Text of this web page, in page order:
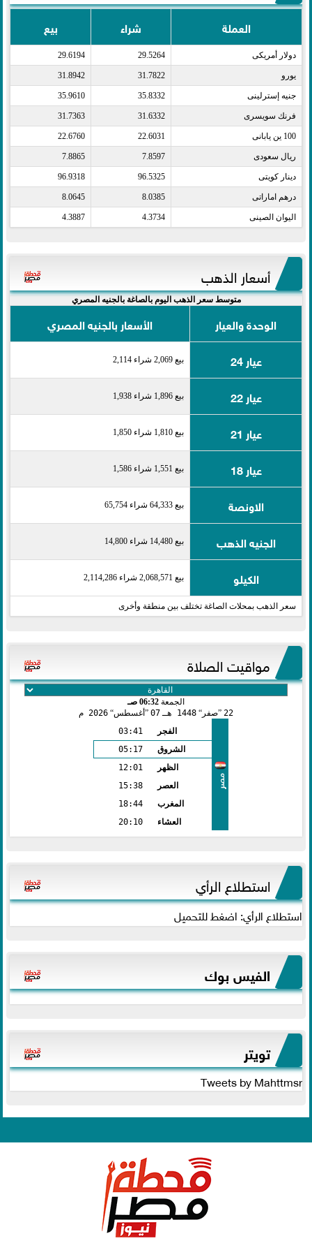
العملة شراء بيع
دولار أمريكى​ 29.5264
29.6194
يورو​ 31.7822
31.8942
جنيه إسترلينى​ 35.8332
35.9610
فرنك سويسرى​ 31.6332
31.7363
100 ين يابانى​ 22.6031
22.6760
ريال سعودى​ 7.8597
7.8865
دينار كويتى​ 96.5325
96.9318
درهم اماراتى​ 8.0385
8.0645
اليوان الصينى​ 4.3734
4.3887
أسعار الذهب
متوسط سعر الذهب اليوم بالصاغة بالجنيه المصري
الوحدة والعيار
الأسعار بالجنيه المصري
عيار 24
بيع 2,069 شراء 2,114
عيار 22 بيع 1,896 شراء 1,938
عيار 21 بيع 1,810 شراء 1,850
عيار 18 بيع 1,551 شراء 1,586
الاونصة بيع 64,333 شراء 65,754
الجنيه الذهب بيع 14,480 شراء 14,800
الكيلو بيع 2,068,571 شراء 2,114,286
سعر الذهب بمحلات الصاغة تختلف بين منطقة وأخرى
مواقيت الصلاة
الجمعة 06:32 صـ
22
صفر 1448 هـ 07 أغسطس 2026 م
مصر
الفجر
03:41
الشروق
05:17
الظهر
12:01
العصر
15:38
المغرب
18:44
العشاء
20:10
استطلاع الرأي
استطلاع الرأي: اضغط للتحميل
الفيس بوك
تويتر
Tweets by Mahttmsr